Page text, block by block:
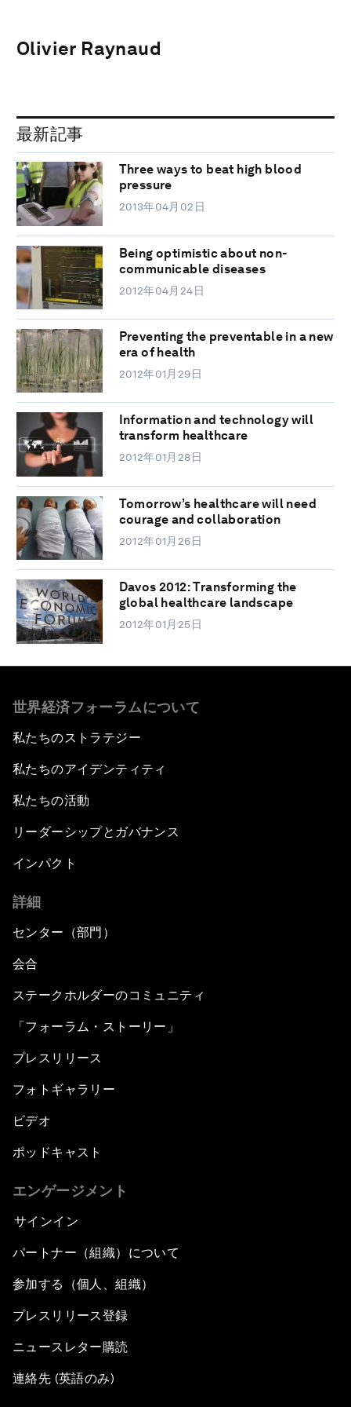
Olivier Raynaud
最新記事
Three ways to beat high blood
pressure
2013年04月02日
Being optimistic about non-
communicable diseases
2012年04月24日
Preventing the preventable in a new
era of health
2012年01月29日
Information and technology will
transform healthcare
2012年01月28日
Tomorrow’s healthcare will need
courage and collaboration
2012年01月26日
Davos 2012: Transforming the
global healthcare landscape
2012年01月25日
世界経済フォーラムについて
私たちのストラテジー
私たちのアイデンティティ
私たちの活動
リーダーシップとガバナンス
インパクト
詳細
センター（部門）
会合
ステークホルダーのコミュニティ
「フォーラム・ストーリー」
プレスリリース
フォトギャラリー
ビデオ
ポッドキャスト
エンゲージメント
サインイン
パートナー（組織）について
参加する（個人、組織）
プレスリリース登録
ニュースレター購読
連絡先 (英語のみ)